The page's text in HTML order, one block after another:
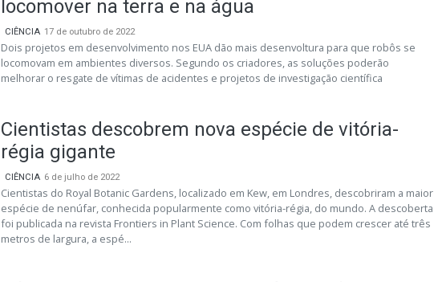
locomover na terra e na água
CIÊNCIA 17 de outubro de 2022
Dois projetos em desenvolvimento nos EUA dão mais desenvoltura para que robôs se
locomovam em ambientes diversos. Segundo os criadores, as soluções poderão
melhorar o resgate de vítimas de acidentes e projetos de investigação científica
Cientistas descobrem nova espécie de vitória-
régia gigante
CIÊNCIA 6 de julho de 2022
Cientistas do Royal Botanic Gardens, localizado em Kew, em Londres, descobriram a maior
espécie de nenúfar, conhecida popularmente como vitória-régia, do mundo. A descoberta
foi publicada na revista Frontiers in Plant Science. Com folhas que podem crescer até três
metros de largura, a espé...